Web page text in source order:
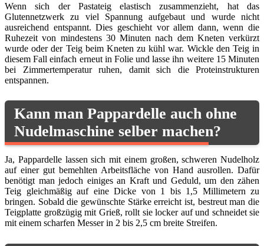
Wenn sich der Pastateig elastisch zusammenzieht, hat das
Glutennetzwerk zu viel Spannung aufgebaut und wurde nicht
ausreichend entspannt. Dies geschieht vor allem dann, wenn die
Ruhezeit von mindestens 30 Minuten nach dem Kneten verkürzt
wurde oder der Teig beim Kneten zu kühl war. Wickle den Teig in
diesem Fall einfach erneut in Folie und lasse ihn weitere 15 Minuten
bei Zimmertemperatur ruhen, damit sich die Proteinstrukturen
entspannen.
Kann man Pappardelle auch ohne
Nudelmaschine selber machen?
Ja, Pappardelle lassen sich mit einem großen, schweren Nudelholz
auf einer gut bemehlten Arbeitsfläche von Hand ausrollen. Dafür
benötigt man jedoch einiges an Kraft und Geduld, um den zähen
Teig gleichmäßig auf eine Dicke von 1 bis 1,5 Millimetern zu
bringen. Sobald die gewünschte Stärke erreicht ist, bestreut man die
Teigplatte großzügig mit Grieß, rollt sie locker auf und schneidet sie
mit einem scharfen Messer in 2 bis 2,5 cm breite Streifen.